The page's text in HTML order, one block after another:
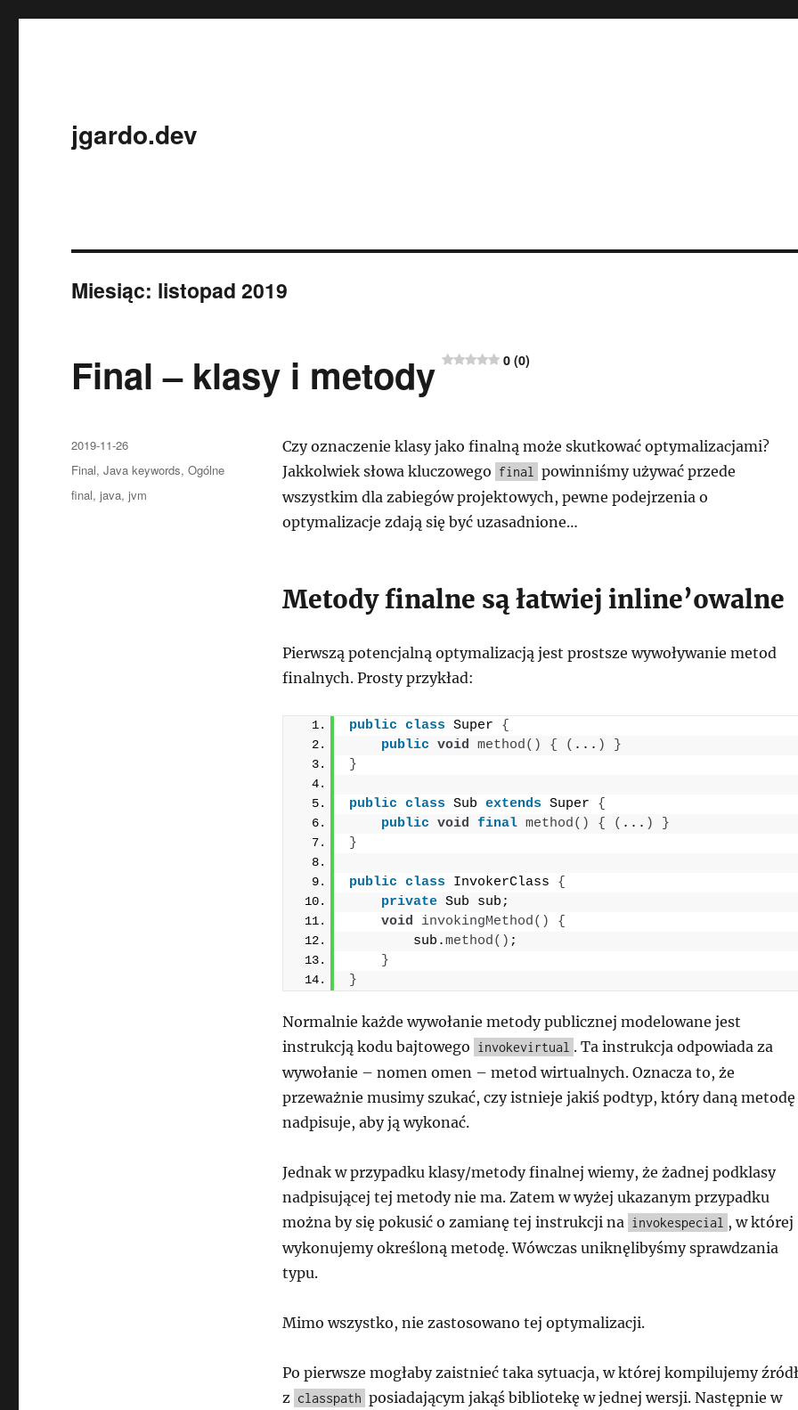
jgardo.dev
Miesiąc: listopad 2019
Final – klasy i metody 0 (0)
Czy oznaczenie klasy jako finalną może skutkować optymalizacjami?
Jakkolwiek słowa kluczowego final
powinniśmy używać przede
wszystkim dla zabiegów projektowych, pewne podejrzenia o
optymalizacje zdają się być uzasadnione…
Metody finalne są łatwiej inline’owalne
Pierwszą potencjalną optymalizacją jest prostsze wywoływanie metod
finalnych. Prosty przykład:
public class Super {
public void method() { ( ... )
}
}
public class Sub extends Super {
public void final method() { ( ... )
}
}
public class InvokerClass {
private Sub sub;
void
invokingMethod()
{
        sub.
method() ;
}
}
Normalnie każde wywołanie metody publicznej modelowane jest
instrukcją kodu bajtowego invokevirtual . Ta instrukcja odpowiada za
wywołanie – nomen omen – metod wirtualnych. Oznacza to, że
przeważnie musimy szukać, czy istnieje jakiś podtyp, który daną metodę
nadpisuje, aby ją wykonać.
Jednak w przypadku klasy/metody finalnej wiemy, że żadnej podklasy
nadpisującej tej metody nie ma. Zatem w wyżej ukazanym przypadku
można by się pokusić o zamianę tej instrukcji na invokespecial , w której
wykonujemy określoną metodę. Wówczas uniknęlibyśmy sprawdzania
typu.
Mimo wszystko, nie zastosowano tej optymalizacji.
Po pierwsze mogłaby zaistnieć taka sytuacja, w której kompilujemy
z classpath posiadającym jakąś bibliotekę w jednej wersji. Następnie w
Data
publikacji
2019-11-26
Kategorie
Final,Java keywords,Ogólne
Tagi
final,java,jvm